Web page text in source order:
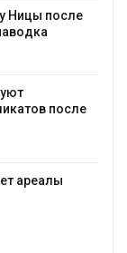
для охраны
Авг 5, 2026
пределы